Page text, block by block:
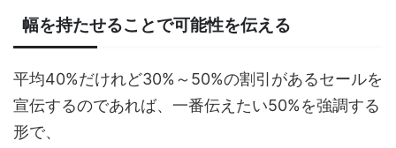
幅を持たせることで可能性を伝える
平均40%だけれど30%～50%の割引があるセールを
宣伝するのであれば、一番伝えたい50%を強調する
形で、